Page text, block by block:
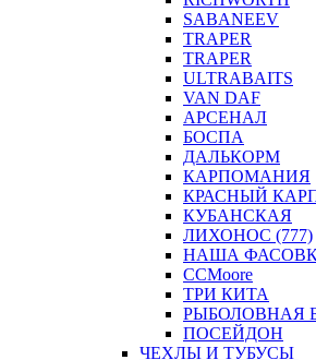
SABANEEV
TRAPER
TRAPER
ULTRABAITS
VAN DAF
АРСЕНАЛ
БОСПА
ДАЛЬКОРМ
КАРПОМАНИЯ
КРАСНЫЙ
КУБАНСКАЯ
ЛИХОНОС (777)
НАША
СCMoore
ТРИ КИТА
РЫБОЛОВНАЯ
ПОСЕЙДОН
ЧЕХЛЫ И ТУБУСЫ